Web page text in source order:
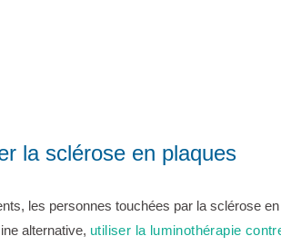
la sclérose en plaques
les personnes touchées par la sclérose en
alternative, utiliser la luminothérapie